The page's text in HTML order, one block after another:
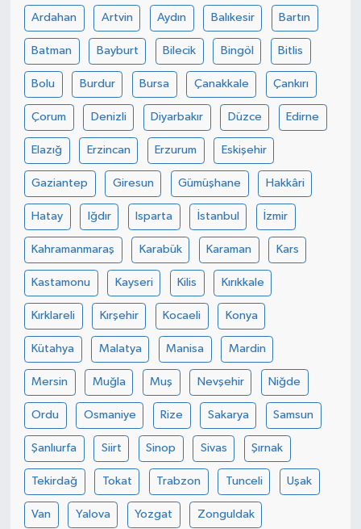
Ardahan Artvin Aydın Balıkesir Bartın
Batman Bayburt Bilecik Bingöl Bitlis
Bolu Burdur Bursa Çanakkale Çankırı
Çorum Denizli Diyarbakır Düzce Edirne
Elazığ Erzincan Erzurum Eskişehir
Gaziantep Giresun Gümüşhane Hakkâri
Hatay Iğdır Isparta İstanbul İzmir
Kahramanmaraş Karabük Karaman Kars
Kastamonu Kayseri Kilis Kırıkkale
Kırklareli Kırşehir Kocaeli Konya
Kütahya Malatya Manisa Mardin
Mersin Muğla Muş Nevşehir Niğde
Ordu Osmaniye Rize Sakarya Samsun
Şanlıurfa Siirt Sinop Sivas Şırnak
Tekirdağ Tokat Trabzon Tunceli Uşak
Van Yalova Yozgat Zonguldak